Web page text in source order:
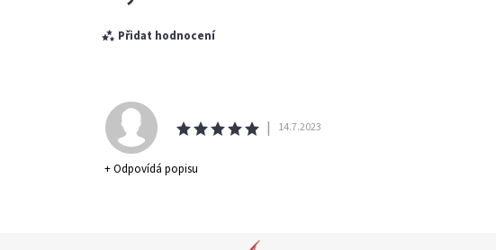
Přidat hodnocení
| 14.7.2023
+ Odpovídá popisu